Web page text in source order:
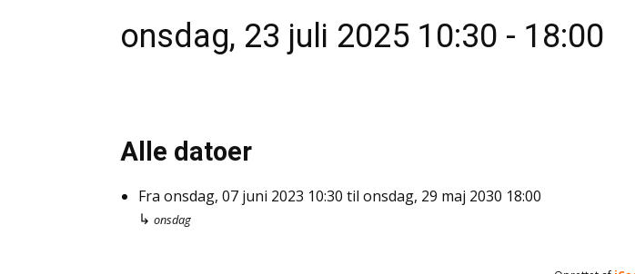
onsdag, 23 juli 2025 10:30 - 18:00
Alle datoer
Fra onsdag, 07 juni 2023 10:30 til onsdag, 29 maj 2030 18:00
↳ onsdag